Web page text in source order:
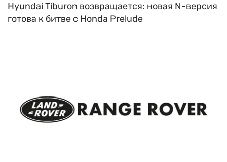
Hyundai Tiburon возвращается: новая N-версия
готова к битве с Honda Prelude